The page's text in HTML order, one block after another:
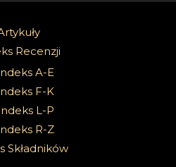
Recenzji
A-E
F-K
L-P
R-Z
Składników